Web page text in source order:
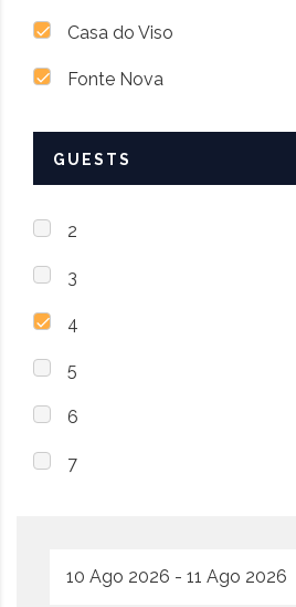
Casa do Viso
Fonte Nova
GUESTS
2
3
4
5
6
7